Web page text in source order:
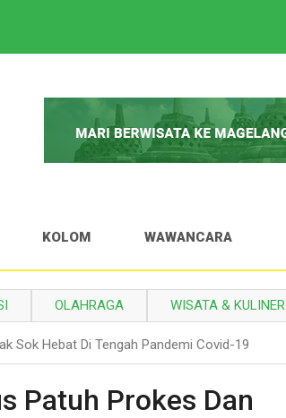
KOLOM WAWANCARA
OLAHRAGA WISATA & KULINER
Sok Hebat Di Tengah Pandemi Covid-19
Patuh Prokes Dan